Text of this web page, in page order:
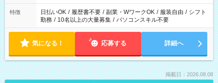
特徴 日払いOK / 履歴書不要 / 副業・WワークOK / 服装自由 / シフト
勤務 / 10名以上の大量募集 / パソコンスキル不要
気になる！ 応募する 詳細へ
掲載日：2026.08.08